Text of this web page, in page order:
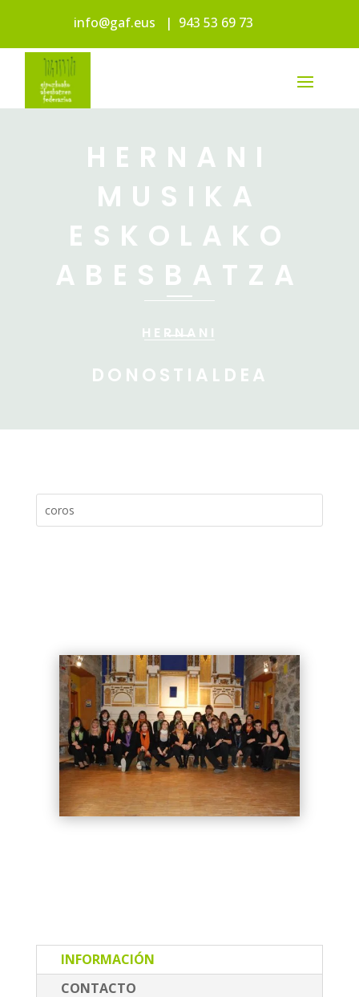
info@gaf.eus | 943 53 69 73
HERNANI
MUSIKA
ESKOLAKO
ABESBATZA
HERNANI
DONOSTIALDEA
INFORMACIÓN
CONTACTO